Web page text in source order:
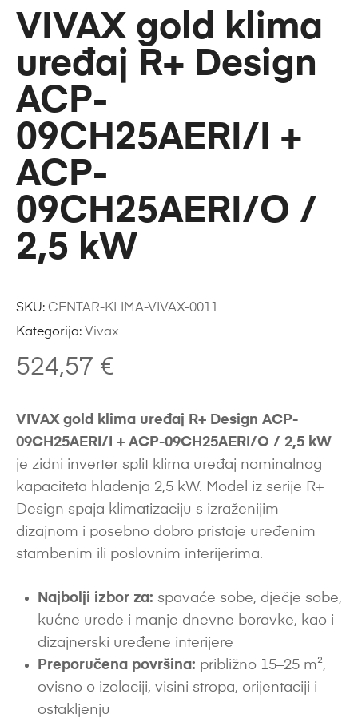
VIVAX gold klima
uređaj R+ Design
ACP-
09CH25AERI/I +
ACP-
09CH25AERI/O /
2,5 kW
524,57 €
VIVAX gold klima uređaj R+ Design ACP-
09CH25AERI/I + ACP-09CH25AERI/O / 2,5 kW
je zidni inverter split klima uređaj nominalnog
kapaciteta hlađenja 2,5 kW. Model iz serije R+
Design spaja klimatizaciju s izraženijim
dizajnom i posebno dobro pristaje uređenim
stambenim ili poslovnim interijerima.
Najbolji izbor za: spavaće sobe, dječje sobe,
kućne urede i manje dnevne boravke, kao i
dizajnerski uređene interijere
Preporučena površina: približno 15–25 m²,
ovisno o izolaciji, visini stropa, orijentaciji i
ostakljenju
SKU: CENTAR-KLIMA-VIVAX-0011
Kategorija: Vivax